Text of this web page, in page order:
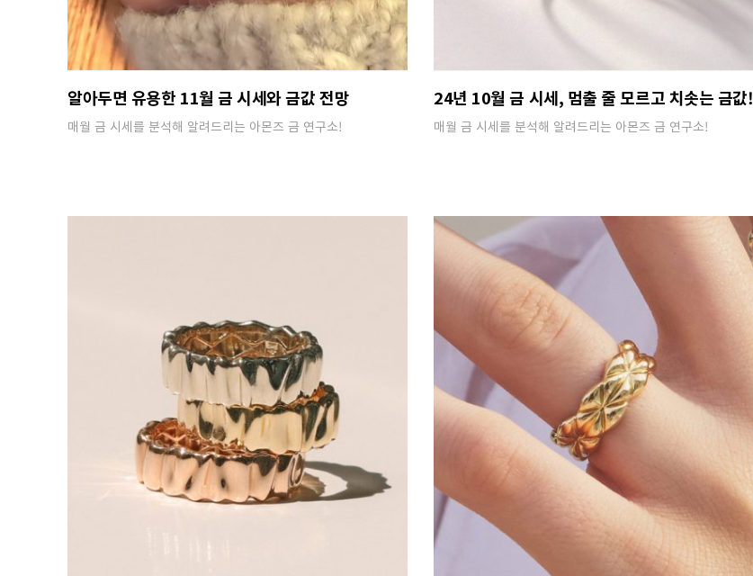
알아두면 유용한 11월 금 시세와 금값 전망
매월 금 시세를 분석해 알려드리는 아몬즈 금 연구소!
24년 10월 금 시세, 멈출 줄 모르고 치솟는 금값!
매월 금 시세를 분석해 알려드리는 아몬즈 금 연구소!